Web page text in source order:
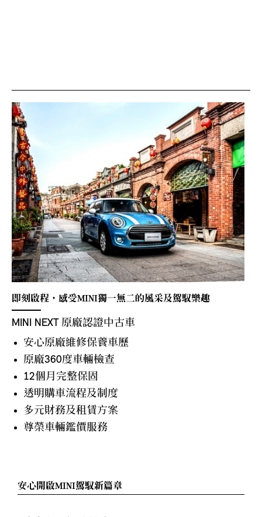
即刻啟程，感受MINI獨一無二的風采及駕馭樂趣
MINI NEXT 原廠認證中古車
安心原廠維修保養車歷
原廠360度車輛檢查
12個月完整保固
透明購車流程及制度
多元財務及租賃方案
尊榮車輛鑑價服務
安心開啟MINI駕馭新篇章